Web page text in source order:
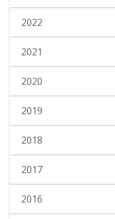
2022
2021
2020
2019
2018
2017
2016